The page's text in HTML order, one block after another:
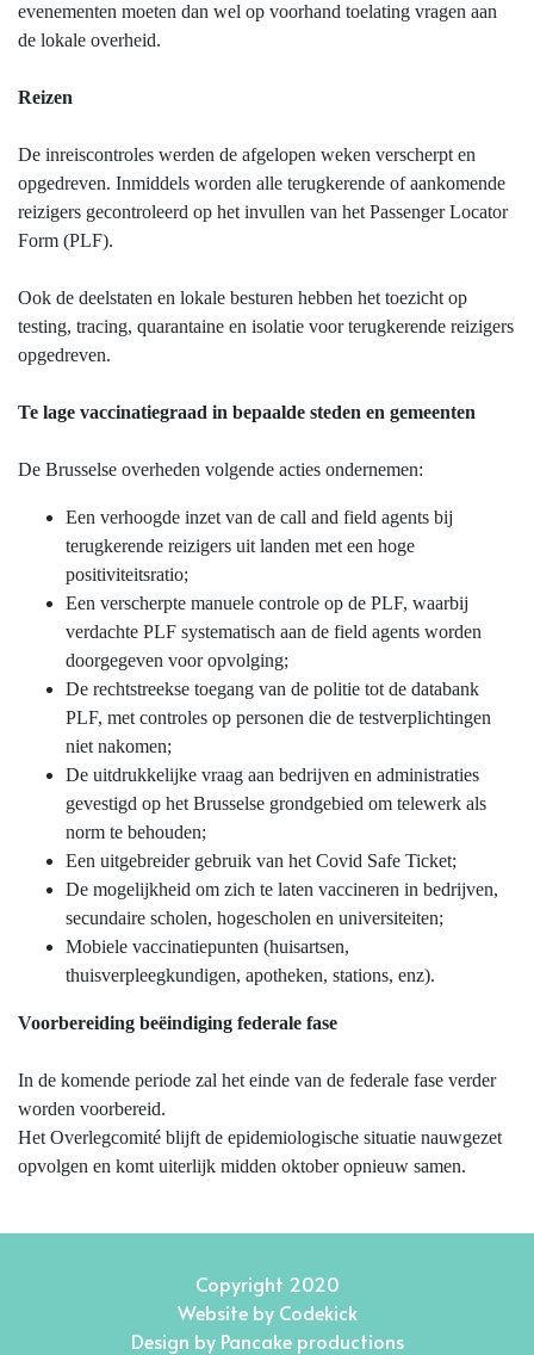
evenementen moeten dan wel op voorhand toelating vragen aan
de lokale overheid.
Reizen
De inreiscontroles werden de afgelopen weken verscherpt en
opgedreven. Inmiddels worden alle terugkerende of aankomende
reizigers gecontroleerd op het invullen van het Passenger Locator
Form (PLF).
Ook de deelstaten en lokale besturen hebben het toezicht op
testing, tracing, quarantaine en isolatie voor terugkerende reizigers
opgedreven.
Te lage vaccinatiegraad in bepaalde steden en gemeenten
De Brusselse overheden volgende acties ondernemen:
Een verhoogde inzet van de call and field agents bij
terugkerende reizigers uit landen met een hoge
positiviteitsratio;
Een verscherpte manuele controle op de PLF, waarbij
verdachte PLF systematisch aan de field agents worden
doorgegeven voor opvolging;
De rechtstreekse toegang van de politie tot de databank
PLF, met controles op personen die de testverplichtingen
niet nakomen;
De uitdrukkelijke vraag aan bedrijven en administraties
gevestigd op het Brusselse grondgebied om telewerk als
norm te behouden;
Een uitgebreider gebruik van het Covid Safe Ticket;
De mogelijkheid om zich te laten vaccineren in bedrijven,
secundaire scholen, hogescholen en universiteiten;
Mobiele vaccinatiepunten (huisartsen,
thuisverpleegkundigen, apotheken, stations, enz).
Voorbereiding beëindiging federale fase
In de komende periode zal het einde van de federale fase verder
worden voorbereid.
Het Overlegcomité blijft de epidemiologische situatie nauwgezet
opvolgen en komt uiterlijk midden oktober opnieuw samen.
Copyright 2020
Website by Codekick
Design by Pancake productions